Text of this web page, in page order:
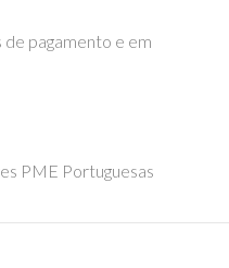
pagamento e em
PME Portuguesas